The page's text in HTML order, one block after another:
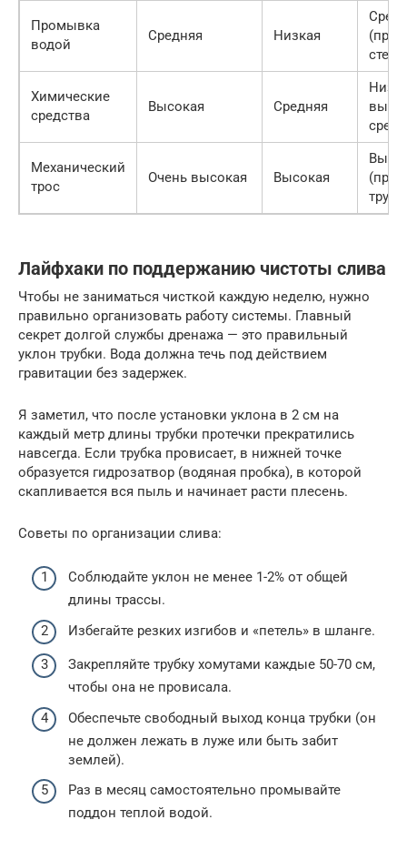
Промывка
водой
Средняя Низкая
Химические
средства
Высокая Средняя
Механический
трос
Очень высокая Высокая
Лайфхаки по поддержанию чистоты слива
Чтобы не заниматься чисткой каждую неделю, нужно
правильно организовать работу системы. Главный
секрет долгой службы дренажа — это правильный
уклон трубки. Вода должна течь под действием
гравитации без задержек.
Я заметил, что после установки уклона в 2 см на
каждый метр длины трубки протечки прекратились
навсегда. Если трубка провисает, в нижней точке
образуется гидрозатвор (водяная пробка), в которой
скапливается вся пыль и начинает расти плесень.
Советы по организации слива:
Соблюдайте уклон не менее 1-2% от общей
длины трассы.
Избегайте резких изгибов и «петель» в шланге.
Закрепляйте трубку хомутами каждые 50-70 см,
чтобы она не провисала.
Обеспечьте свободный выход конца трубки (он
не должен лежать в луже или быть забит
землей).
Раз в месяц самостоятельно промывайте
поддон теплой водой.